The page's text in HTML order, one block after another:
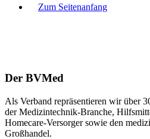
Zum Seitenanfang
Der BVMed
Als Verband repräsentieren wir über
der Medizintechnik-Branche,
Homecare-Versorger sowie den
Großhandel.